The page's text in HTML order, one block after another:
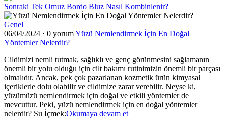
Sonraki Tek Omuz Bordo Bluz Nasıl Kombinlenir?
Genel
06/04/2024 · 0 yorumYüzü Nemlendirmek İçin En Doğal
Yöntemler Nelerdir?
Cildimizi nemli tutmak, sağlıklı ve genç görünmesini sağlamanın
önemli bir yolu olduğu için cilt bakımı rutinimizin önemli bir parçası
olmalıdır. Ancak, pek çok pazarlanan kozmetik ürün kimyasal
içeriklerle dolu olabilir ve cildimize zarar verebilir. Neyse ki,
yüzümüzü nemlendirmek için doğal ve etkili yöntemler de
mevcuttur. Peki, yüzü nemlendirmek için en doğal yöntemler
nelerdir? Su İçmek:Okumaya devam et"Yüzü